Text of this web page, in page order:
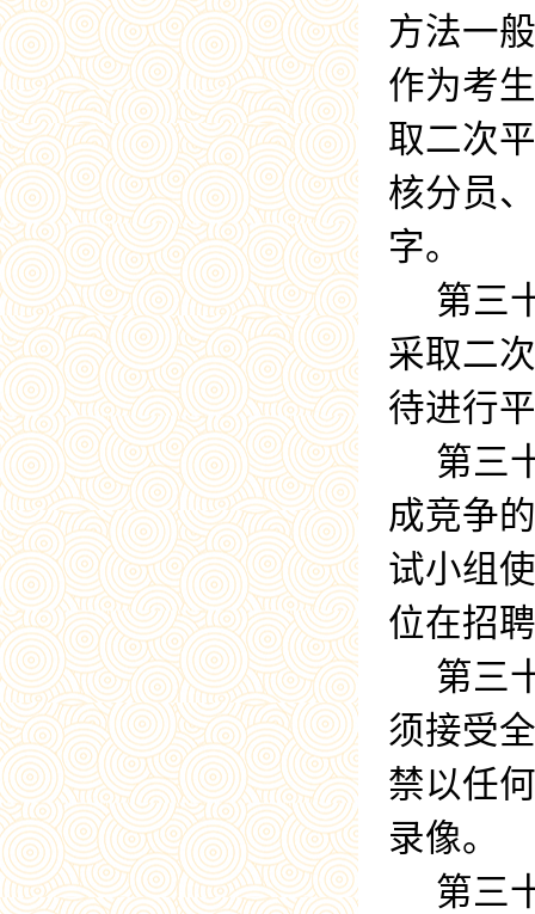
方法一
作为考
取二次
核分员
字。
第三
采取二
待进行
第三
成竞争
试小组
位在招
第三
须接受
禁以任
录像。
第三